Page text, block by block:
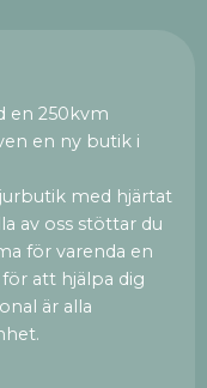
en 250kvm
en ny butik i
med hjärtat
av oss stöttar du
för varenda en
att hjälpa dig
är alla